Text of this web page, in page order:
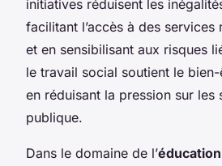
initiatives réduisent les
facilitant l’accès à des services
et en sensibilisant aux risques
le travail social soutient le
en réduisant la pression sur les
publique.
Dans le domaine de l’éducation